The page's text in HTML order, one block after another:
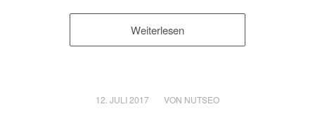
Weiterlesen
12. JULI 2017
/ VON NUTSEO